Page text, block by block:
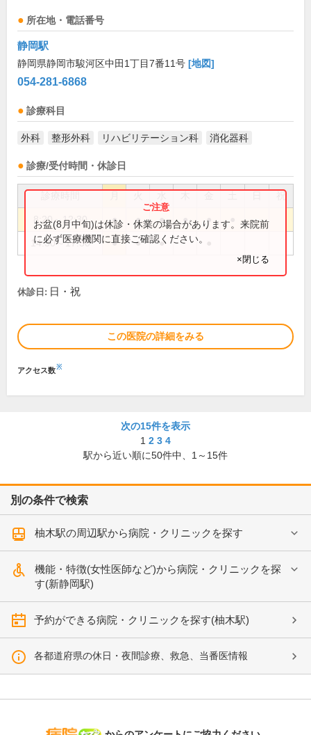
所在地・電話番号
静岡駅
静岡県静岡市駿河区中田1丁目7番11号 [地図]
054-281-6868
診療科目
外科 整形外科 リハビリテーション科 消化器科
診療/受付時間・休診日
祝
8:20～12:30 ● ● ● ● ●
14:30～17:30 ● ● ●
お盆(8月中旬)は休診・休業の場合があります。来院前
に必ず医療機関に直接ご確認ください。
×閉じる
休診日: 日・祝
この医院の詳細をみる
アクセス数※
次の15件を表示
1 2 3 4
駅から近い順に50件中、 1～15件
別の条件で検索
柚木駅の周辺駅から病院・クリニックを探す
機能・特徴(女性医師など)から病院・クリニックを探
す(新静岡駅)
予約ができる病院・クリニックを探す(柚木駅)
各都道府県の休日・夜間診療、救急、当番医情報